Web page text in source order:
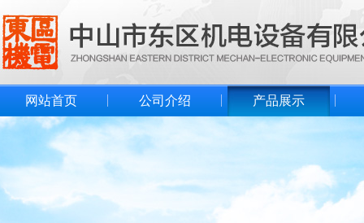
网站首页 公司介绍 产品展示